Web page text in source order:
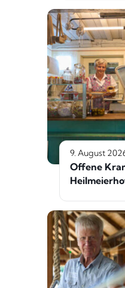
9. August
Offene